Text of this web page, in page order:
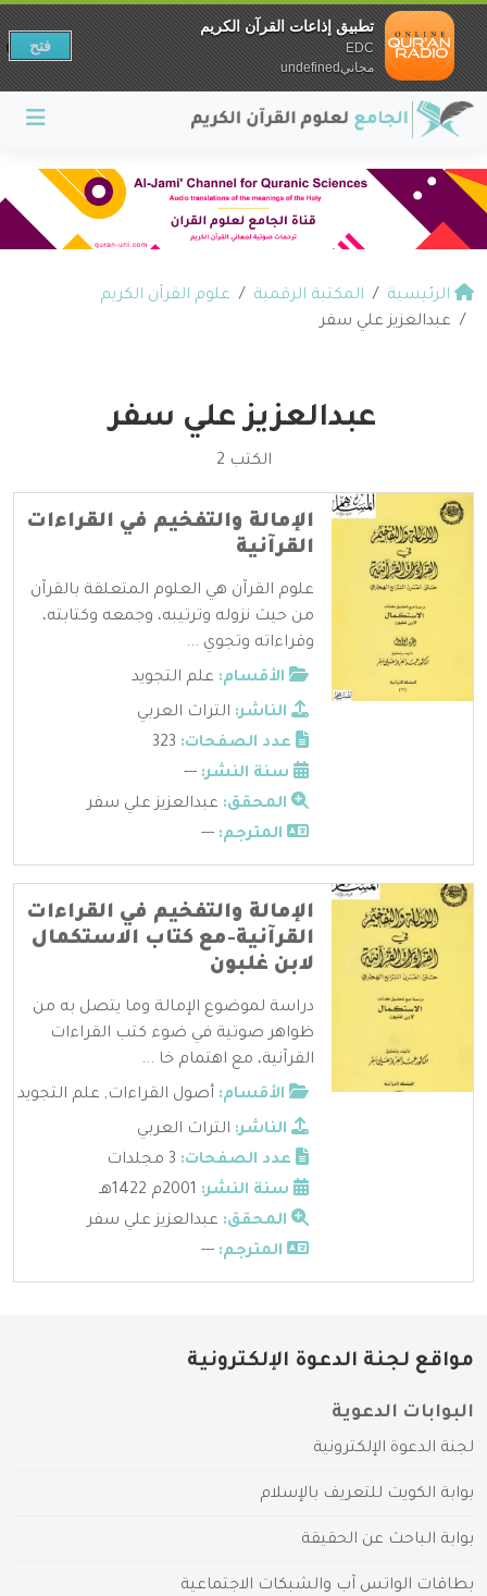
الرئيسية المكتبة الرقمية
علوم القرآن الكريم
عبدالعزيز علي سفر
عبدالعزيز علي سفر
الكتب 2
الإمالة والتفخيم في القراءات
القرآنية
علوم القرآن هي العلوم المتعلقة بالقرآن
من حيث نزوله وترتيبه، وجمعه وكتابته،
وقراءاته وتجوي ...
الأقسام: علم التجويد
الناشر: التراث العربي
عدد الصفحات:
سنة النشر: ---
المحقق: عبدالعزيز علي سفر
المترجم: ---
الإمالة والتفخيم في القراءات
القرآنية-مع كتاب الاستكمال
لابن غلبون
دراسة لموضوع الإمالة وما يتصل به من
ظواهر صوتية في ضوء كتب القراءات
القرآنية، مع اهتمام خا ...
الأقسام: أصول القراءات, علم التجويد
الناشر: التراث العربي
عدد الصفحات:
سنة النشر:
المحقق: عبدالعزيز علي سفر
المترجم: ---
مواقع لجنة الدعوة الإلكترونية
البوابات الدعوية
لجنة الدعوة الإلكترونية
بوابة الكويت للتعريف بالإسلام
بوابة الباحث عن الحقيقة
بطاقات الواتس آب والشبكات الاجتماعية
تطبيق إذاعات القرآن الكريم
EDC
مجانيundefined
فتح